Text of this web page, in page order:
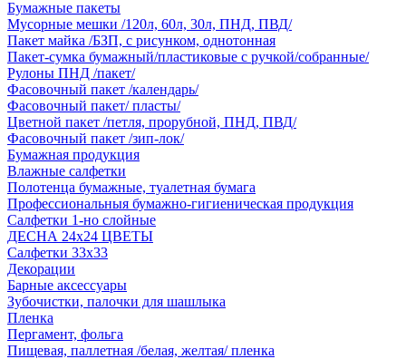
Бумажные пакеты
Мусорные мешки /120л, 60л, 30л, ПНД, ПВД/
Пакет майка /БЗП, с рисунком, однотонная
Пакет-сумка бумажный/пластиковые с ручкой/собранные/
Рулоны ПНД /пакет/
Фасовочный пакет /календарь/
Фасовочный пакет/ пласты/
Цветной пакет /петля, прорубной, ПНД, ПВД/
Фасовочный пакет /зип-лок/
Бумажная продукция
Влажные салфетки
Полотенца бумажные, туалетная бумага
Профессиональныя бумажно-гигиеническая продукция
Салфетки 1-но слойные
ДЕСНА 24х24 ЦВЕТЫ
Салфетки 33х33
Декорации
Барные аксессуары
Зубочистки, палочки для шашлыка
Пленка
Пергамент, фольга
Пищевая, паллетная /белая, желтая/ пленка